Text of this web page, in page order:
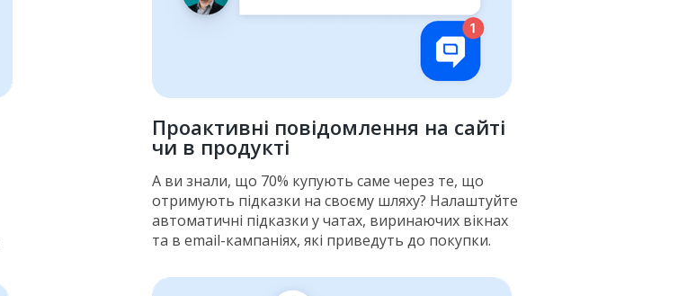
А ви знали, що 70% купують саме через те, що
отримують підказки на своєму шляху? Налаштуйте
автоматичні підказки у чатах, виринаючих вікнах
та в email-кампаніях, які приведуть до покупки.
Проактивні повідомлення на сайті
чи в продукті